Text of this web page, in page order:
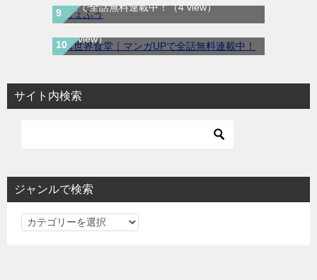
話まで全話無料連載中！（4 view）
異世界食堂｜マンガUPで全話無料連載中！
（4 view）
サイト内検索
ジャンルで検索
ジ